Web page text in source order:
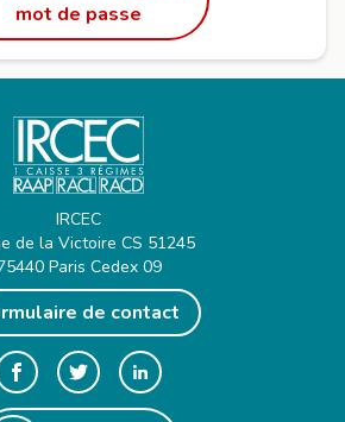
mot de passe
IRCEC
de la Victoire CS 51245
Paris Cedex 09
de contact